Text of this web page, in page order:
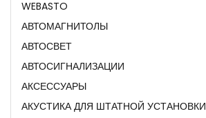
WEBASTO
АВТОМАГНИТОЛЫ
АВТОСВЕТ
АВТОСИГНАЛИЗАЦИИ
АКСЕССУАРЫ
АКУСТИКА ДЛЯ ШТАТНОЙ УСТАНОВКИ